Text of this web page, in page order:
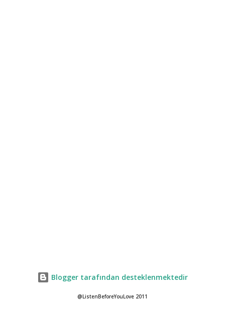
Blogger tarafından desteklenmektedir
@ListenBeforeYouLove 2011